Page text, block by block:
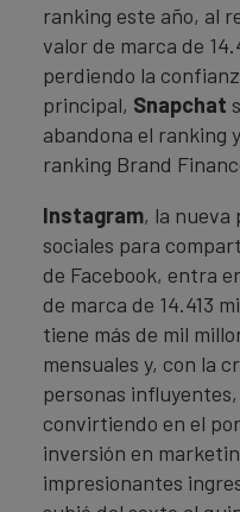
ranking este año, al
valor de marca de
perdiendo la
principal, Snapchat
abandona el ranking
ranking Brand
Instagram, la nueva
sociales para
de Facebook, entra
de marca de 14.413
tiene más de mil
mensuales y, con la
personas
convirtiendo en el
inversión en
impresionantes